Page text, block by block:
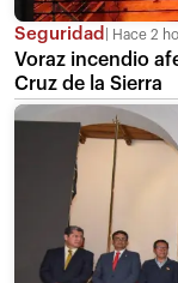
Seguridad Hace 2
Voraz incendio
Cruz de la Sierra